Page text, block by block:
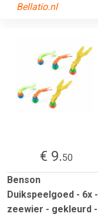
Bellatio.nl
€ 9.50
Benson
Duikspeelgoed - 6x -
zeewier - gekleurd -